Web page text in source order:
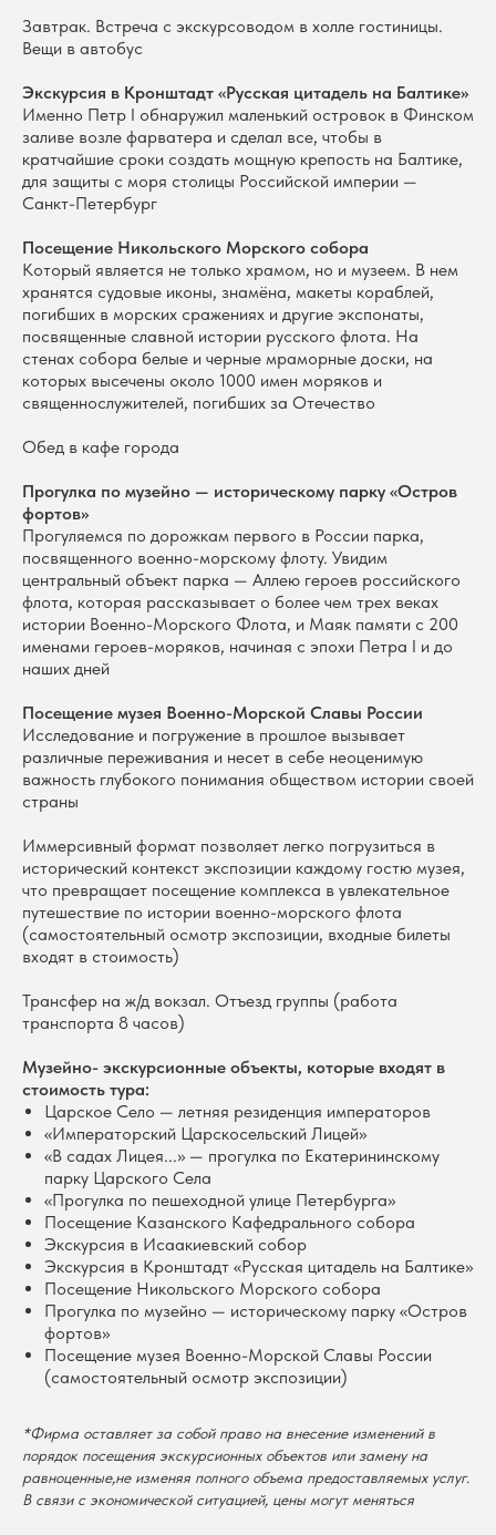
Завтрак. Встреча с экскурсоводом в холле гостиницы.
Вещи в автобус
Экскурсия в Кронштадт «Русская цитадель на Балтике»
Именно Петр I обнаружил маленький островок в Финском
заливе возле фарватера и сделал все, чтобы в
кратчайшие сроки создать мощную крепость на Балтике,
для защиты с моря столицы Российской империи —
Санкт-Петербург
Посещение Никольского Морского собора
Который является не только храмом, но и музеем. В нем
хранятся судовые иконы, знамёна, макеты кораблей,
погибших в морских сражениях и другие экспонаты,
посвященные славной истории русского флота. На
стенах собора белые и черные мраморные доски, на
которых высечены около 1000 имен моряков и
священнослужителей, погибших за Отечество
Обед в кафе города
Прогулка по музейно — историческому парку «Остров
фортов»
Прогуляемся по дорожкам первого в России парка,
посвященного военно-морскому флоту. Увидим
центральный объект парка — Аллею героев российского
флота, которая рассказывает о более чем трех веках
истории Военно-Морского Флота, и Маяк памяти с 200
именами героев-моряков, начиная с эпохи Петра I и до
наших дней
Посещение музея Военно-Морской Славы России
Исследование и погружение в прошлое вызывает
различные переживания и несет в себе неоценимую
важность глубокого понимания обществом истории своей
страны
Иммерсивный формат позволяет легко погрузиться в
исторический контекст экспозиции каждому гостю музея,
что превращает посещение комплекса в увлекательное
путешествие по истории военно-морского флота
(самостоятельный осмотр экспозиции, входные билеты
входят в стоимость)
Трансфер на ж/д вокзал. Отъезд группы (работа
транспорта 8 часов)
Музейно- экскурсионные объекты, которые входят в
стоимость тура:
Царское Село — летняя резиденция императоров
«Императорский Царскосельский Лицей»
«В садах Лицея...» — прогулка по Екатерининскому
парку Царского Села
«Прогулка по пешеходной улице Петербурга»
Посещение Казанского Кафедрального собора
Экскурсия в Исаакиевский собор
Экскурсия в Кронштадт «Русская цитадель на Балтике»
Посещение Никольского Морского собора
Прогулка по музейно — историческому парку «Остров
фортов»
Посещение музея Военно-Морской Славы России
(самостоятельный осмотр экспозиции)
*Фирма оставляет за собой право на внесение изменений в
порядок посещения экскурсионных объектов или замену на
равноценные,не изменяя полного объема предоставляемых услуг.
В связи с экономической ситуацией, цены могут меняться